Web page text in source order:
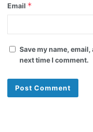
Email *
Save my name,
next time I comment.